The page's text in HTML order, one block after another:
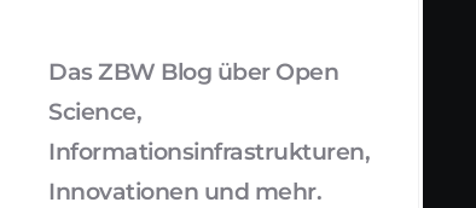
Das ZBW Blog über Open
Science,
Informationsinfrastrukturen,
Innovationen und mehr.